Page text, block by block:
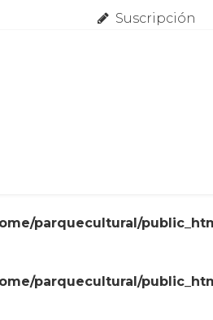
Suscripción
parquecultural/
parquecultural/